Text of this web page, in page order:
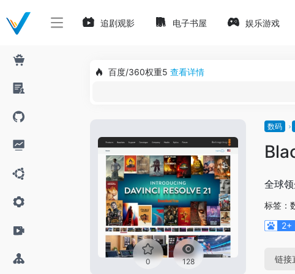
追剧观影 电子书屋 娱乐游戏
百度/360权重5 查看详情
0 128
数码
全球
标签：
2+
链接